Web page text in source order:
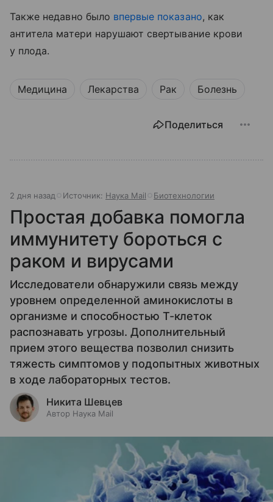
Также недавно было впервые показано, как
антитела матери нарушают свертывание крови
у плода.
Медицина Лекарства Рак Болезнь
Поделиться
2 дня назад Источник: Наука Mail Биотехнологии
Простая добавка помогла
иммунитету бороться с
раком и вирусами
Исследователи обнаружили связь между
уровнем определенной аминокислоты в
организме и способностью Т-клеток
распознавать угрозы. Дополнительный
прием этого вещества позволил снизить
тяжесть симптомов у подопытных животных
в ходе лабораторных тестов.
Никита Шевцев
Автор Наука Mail